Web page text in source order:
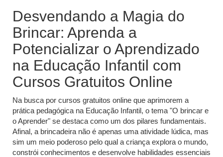
Desvendando a Magia do
Brincar: Aprenda a
Potencializar o Aprendizado
na Educação Infantil com
Cursos Gratuitos Online
Na busca por cursos gratuitos online que aprimorem a
prática pedagógica na Educação Infantil, o tema "O brincar e
o Aprender" se destaca como um dos pilares fundamentais.
Afinal, a brincadeira não é apenas uma atividade lúdica, mas
sim um meio poderoso pelo qual a criança explora o mundo,
constrói conhecimentos e desenvolve habilidades essenciais